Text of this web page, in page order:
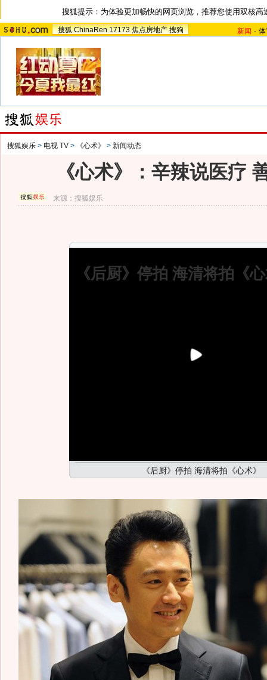
搜狐提示：为体验更加畅快的网页浏览，推荐您使用双核高
搜狐 ChinaRen 17173 焦点房地产 搜狗 新闻 -
搜狐娱乐 > 电视 TV > 《心术》 > 新闻动态
《心术》：辛辣说医疗
来源：搜狐娱乐
《后厨》停拍 海清将拍《
《后厨》停拍 海清将拍《心术》